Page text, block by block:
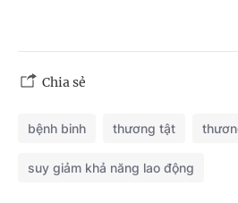
Chia sẻ
bệnh binh thương tật
suy giảm khả năng lao động